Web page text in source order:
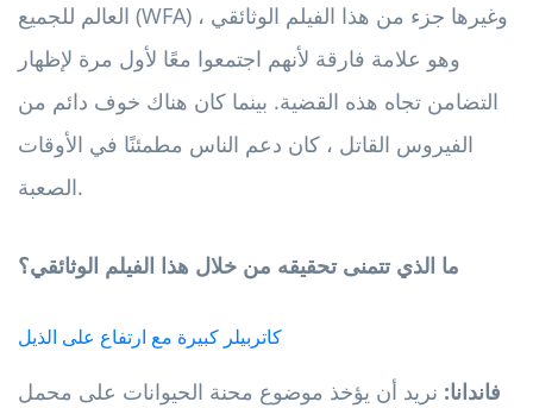
العالم للجميع (WFA) وغيرها جزء من هذا الفيلم الوثائقي ،
وهو علامة فارقة لأنهم اجتمعوا معًا لأول مرة لإظهار
التضامن تجاه هذه القضية. بينما كان هناك خوف دائم من
الفيروس القاتل ، كان دعم الناس مطمئنًا في الأوقات
الصعبة.
ما الذي تتمنى تحقيقه من خلال هذا الفيلم الوثائقي؟
كاتربيلر كبيرة مع ارتفاع على الذيل
فاندانا: نريد أن يؤخذ موضوع محنة الحيوانات على محمل